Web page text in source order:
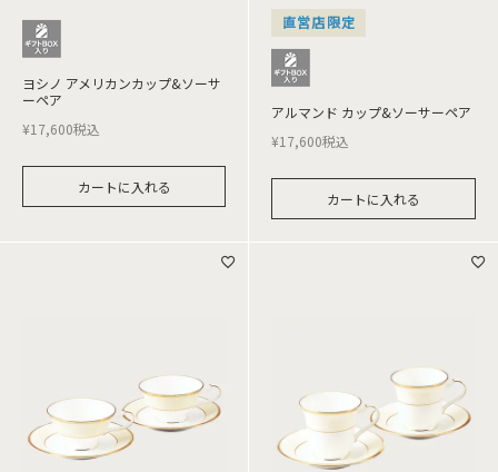
ヨシノ アメリカンカップ&ソーサ
ーペア
¥17,600税込
カートに入れる
直営店限定
アルマンド カップ&ソーサーペア
¥17,600税込
カートに入れる